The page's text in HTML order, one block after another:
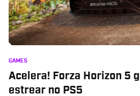
GAMES
Acelera! Forza Horizon 5
estrear no PS5